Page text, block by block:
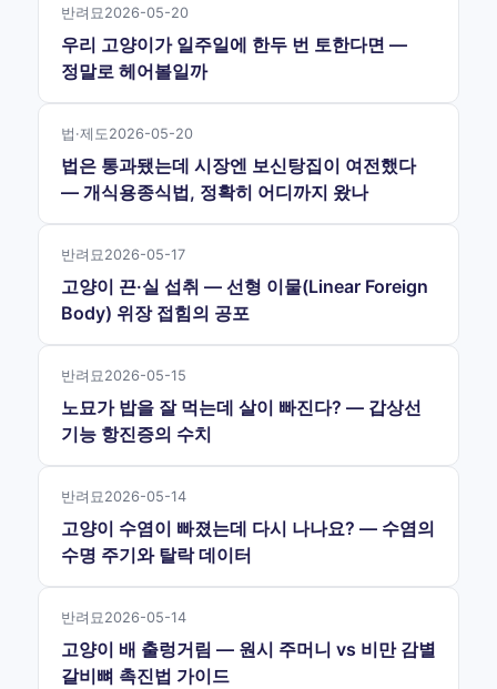
반려묘2026-05-20
우리 고양이가 일주일에 한두 번 토한다면 —
정말로 헤어볼일까
법·제도2026-05-20
법은 통과됐는데 시장엔 보신탕집이 여전했다
— 개식용종식법, 정확히 어디까지 왔나
반려묘2026-05-17
고양이 끈·실 섭취 — 선형 이물(Linear Foreign
Body) 위장 접힘의 공포
반려묘2026-05-15
노묘가 밥을 잘 먹는데 살이 빠진다? — 갑상선
기능 항진증의 수치
반려묘2026-05-14
고양이 수염이 빠졌는데 다시 나나요? — 수염의
수명 주기와 탈락 데이터
반려묘2026-05-14
고양이 배 출렁거림 — 원시 주머니 vs 비만 감별
갈비뼈 촉진법 가이드